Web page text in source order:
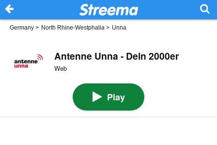
Germany > North Rhine-Westphalia > Unna
Antenne Unna - Dein 2000er
Web
Play